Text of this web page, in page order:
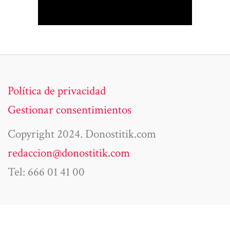
Política de privacidad
Gestionar consentimientos
Copyright 2024. Donostitik.com
redaccion@donostitik.com
Tel: 666 01 41 00